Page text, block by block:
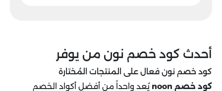
أحدث كود خصم نون من يوفر
كود خصم نون فعال على المنتجات المُختارة
كود خصم noon
يُعد واحداً من أفضل أكواد الخصم